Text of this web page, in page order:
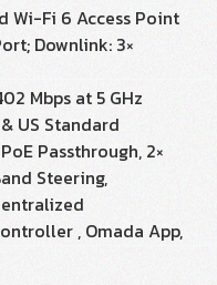
Fi 6 Access Point
Downlink: 3×
Mbps at 5 GHz
US Standard
Passthrough, 2×
Steering,
, Omada App,